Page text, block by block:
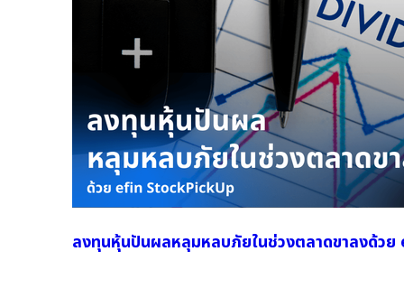
ลงทุนหุ้นปันผลหลุมหลบภัยในช่วงตลาดขาลงด้ว